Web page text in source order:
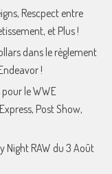
Rescpect entre
et Plus !
dans le règlement
!
le WWE
Post Show,
Night RAW du 3 Août